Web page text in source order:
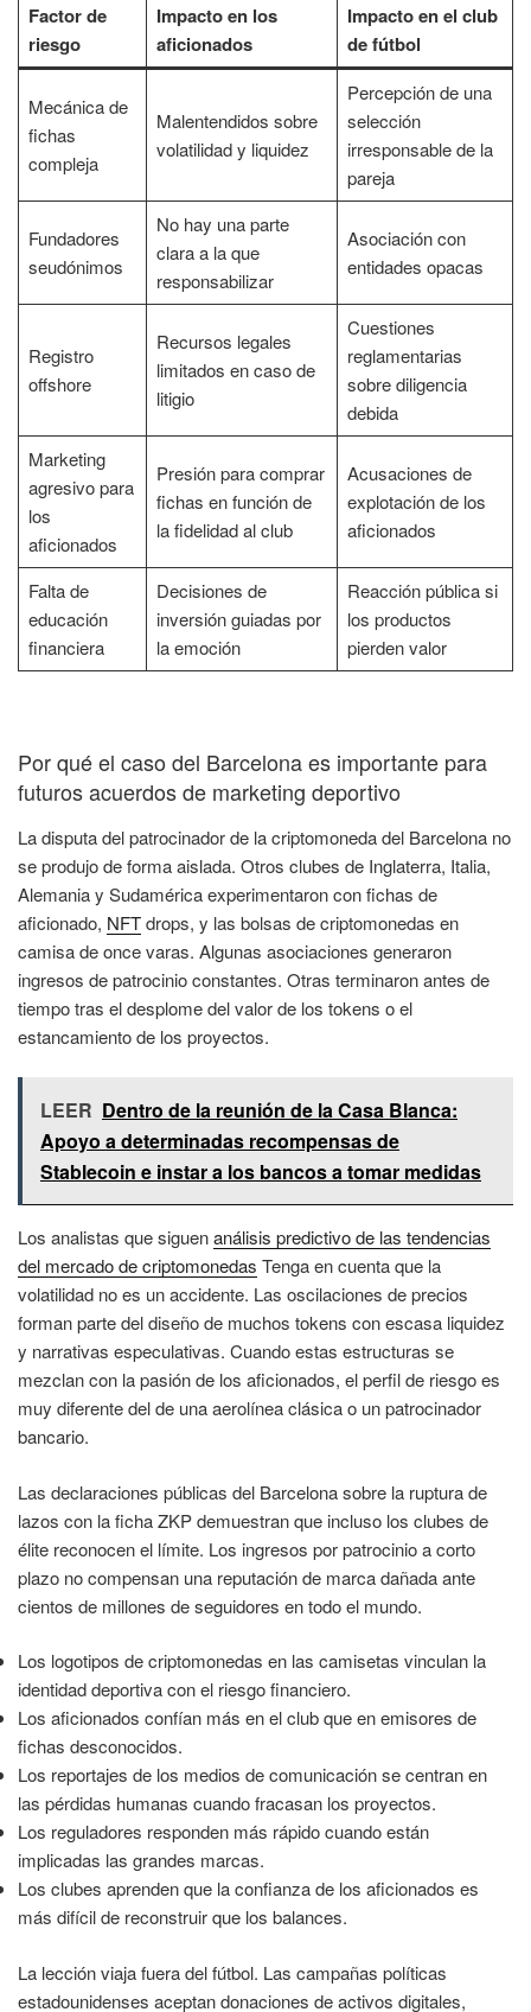
Factor de
riesgo
Impacto en los
aficionados
Impacto en el club
de fútbol
Mecánica de
fichas
compleja
Malentendidos sobre
volatilidad y liquidez
Percepción de una
selección
irresponsable de la
pareja
Fundadores
seudónimos
No hay una parte
clara a la que
responsabilizar
Asociación con
entidades opacas
Registro
offshore
Recursos legales
limitados en caso de
litigio
Cuestiones
reglamentarias
sobre diligencia
debida
Marketing
agresivo para
los
aficionados
Presión para comprar
fichas en función de
la fidelidad al club
Acusaciones de
explotación de los
aficionados
Falta de
educación
financiera
Decisiones de
inversión guiadas por
la emoción
Reacción pública si
los productos
pierden valor
Por qué el caso del Barcelona es importante para
futuros acuerdos de marketing deportivo
La disputa del patrocinador de la criptomoneda del Barcelona no
se produjo de forma aislada. Otros clubes de Inglaterra, Italia,
Alemania y Sudamérica experimentaron con fichas de
aficionado, NFTdrops, y las bolsas de criptomonedas en
camisa de once varas. Algunas asociaciones generaron
ingresos de patrocinio constantes. Otras terminaron antes de
tiempo tras el desplome del valor de los tokens o el
estancamiento de los proyectos.
LEER Dentro de la reunión de la Casa Blanca:
Apoyo a determinadas recompensas de
Stablecoin e instar a los bancos a tomar medidas
Los analistas que siguenanálisis predictivo de las tendencias
del mercado de criptomonedas Tenga en cuenta que la
volatilidad no es un accidente. Las oscilaciones de precios
forman parte del diseño de muchos tokens con escasa liquidez
y narrativas especulativas. Cuando estas estructuras se
mezclan con la pasión de los aficionados, el perfil de riesgo es
muy diferente del de una aerolínea clásica o un patrocinador
bancario.
Las declaraciones públicas del Barcelona sobre la ruptura de
lazos con la ficha ZKP demuestran que incluso los clubes de
élite reconocen el límite. Los ingresos por patrocinio a corto
plazo no compensan una reputación de marca dañada ante
cientos de millones de seguidores en todo el mundo.
Los logotipos de criptomonedas en las camisetas vinculan la
identidad deportiva con el riesgo financiero.
Los aficionados confían más en el club que en emisores de
fichas desconocidos.
Los reportajes de los medios de comunicación se centran en
las pérdidas humanas cuando fracasan los proyectos.
Los reguladores responden más rápido cuando están
implicadas las grandes marcas.
Los clubes aprenden que la confianza de los aficionados es
más difícil de reconstruir que los balances.
La lección viaja fuera del fútbol. Las campañas políticas
estadounidenses aceptan donaciones de activos digitales,